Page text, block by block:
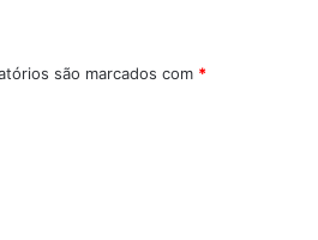
são marcados com *